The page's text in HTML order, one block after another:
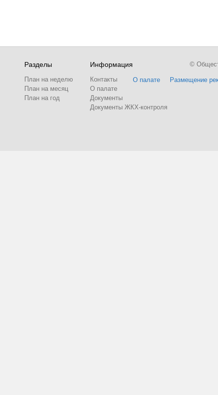
Разделы
План на неделю
План на месяц
План на год
Информация
Контакты
О палате
Документы
Документы ЖКХ-контроля
О палате Размещение
©